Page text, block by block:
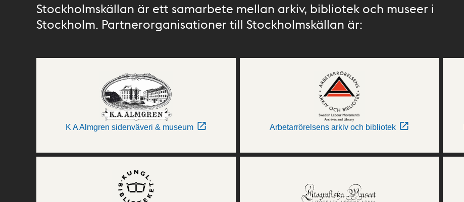
Stockholmskällan är ett samarbete mellan arkiv, bibliotek och museer i
Stockholm. Partnerorganisationer till Stockholmskällan är:
K A Almgren sidenväveri & museum Arbetarrörelsens arkiv och bibliotek